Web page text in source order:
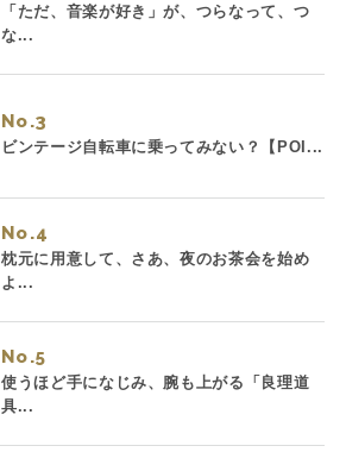
「ただ、音楽が好き」が、つらなって、つ
な...
No.
ビンテージ自転車に乗ってみない？【POI...
No.
枕元に用意して、さあ、夜のお茶会を始め
よ...
No.
使うほど手になじみ、腕も上がる「良理道
具...